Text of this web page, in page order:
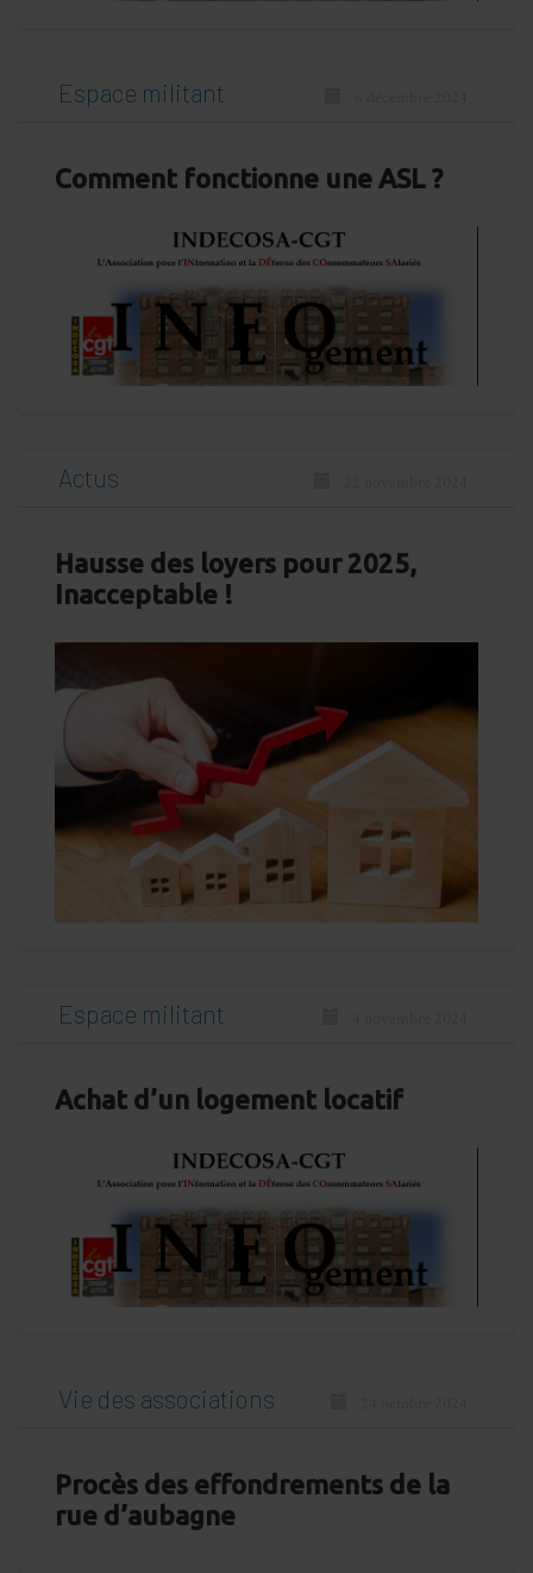
Espace militant
Comment fonctionne une ASL ?
Actus
Hausse des loyers pour 2025,
Inacceptable !
Espace militant
Achat d’un logement locatif
Vie des associations
Procès des effondrements de la
rue d’aubagne